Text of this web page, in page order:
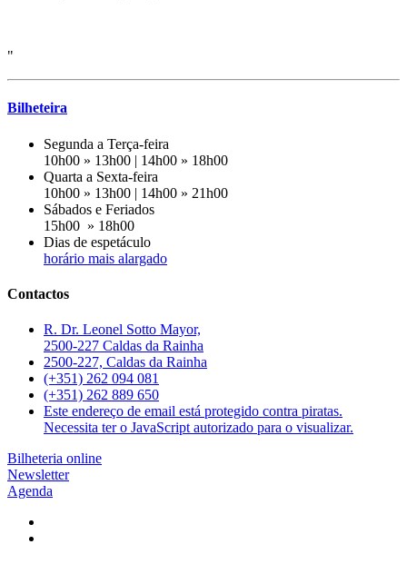
"
Bilheteira
Segunda a Terça-feira
10h00 » 13h00 | 14h00 » 18h00
Quarta a Sexta-feira
10h00 » 13h00 | 14h00 » 21h00
Sábados e Feriados
15h00 » 18h00
Dias de espetáculo
horário mais alargado
Contactos
R. Dr. Leonel Sotto Mayor,
2500-227 Caldas da Rainha
2500-227, Caldas da Rainha
(+351) 262 094 081
(+351) 262 889 650
Este endereço de email está protegido contra piratas.
Necessita ter o JavaScript autorizado para o visualizar.
Bilheteria online
Newsletter
Agenda